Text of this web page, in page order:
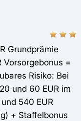
Grundprämie
Vorsorgebonus =
Risiko: Bei
und 60 EUR im
540 EUR
+ Staffelbonus